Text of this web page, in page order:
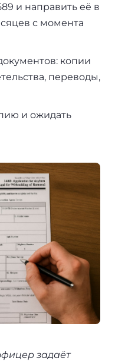
и направить её в
с момента
копии
переводы,
и ожидать
задаёт